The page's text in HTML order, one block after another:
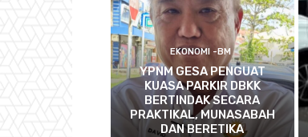
EKONOMI -BM
YPNM GESA PENGUAT
KUASA PARKIR DBKK
BERTINDAK SECARA
PRAKTIKAL, MUNASABAH
DAN BERETIKA